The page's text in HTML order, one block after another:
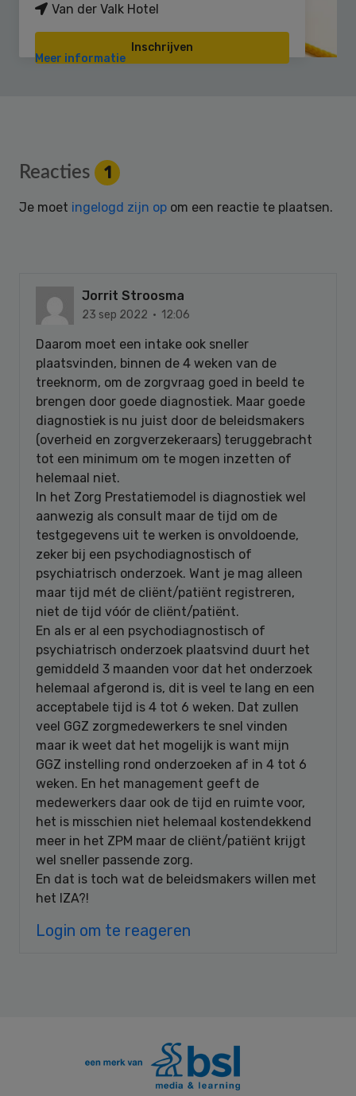
Van der Valk Hotel
Inschrijven
Meer informatie
Reader
Interactions
Reacties 1
Je moet ingelogd zijn op om een reactie te plaatsen.
Jorrit Stroosma
23 sep 2022 · 12:06
Daarom moet een intake ook sneller
plaatsvinden, binnen de 4 weken van de
treeknorm, om de zorgvraag goed in beeld te
brengen door goede diagnostiek. Maar goede
diagnostiek is nu juist door de beleidsmakers
(overheid en zorgverzekeraars) teruggebracht
tot een minimum om te mogen inzetten of
helemaal niet.
In het Zorg Prestatiemodel is diagnostiek wel
aanwezig als consult maar de tijd om de
testgegevens uit te werken is onvoldoende,
zeker bij een psychodiagnostisch of
psychiatrisch onderzoek. Want je mag alleen
maar tijd mét de cliënt/patiënt registreren,
niet de tijd vóór de cliënt/patiënt.
En als er al een psychodiagnostisch of
psychiatrisch onderzoek plaatsvind duurt het
gemiddeld 3 maanden voor dat het onderzoek
helemaal afgerond is, dit is veel te lang en een
acceptabele tijd is 4 tot 6 weken. Dat zullen
veel GGZ zorgmedewerkers te snel vinden
maar ik weet dat het mogelijk is want mijn
GGZ instelling rond onderzoeken af in 4 tot 6
weken. En het management geeft de
medewerkers daar ook de tijd en ruimte voor,
het is misschien niet helemaal kostendekkend
meer in het ZPM maar de cliënt/patiënt krijgt
wel sneller passende zorg.
En dat is toch wat de beleidsmakers willen met
het IZA?!
Login om te reageren